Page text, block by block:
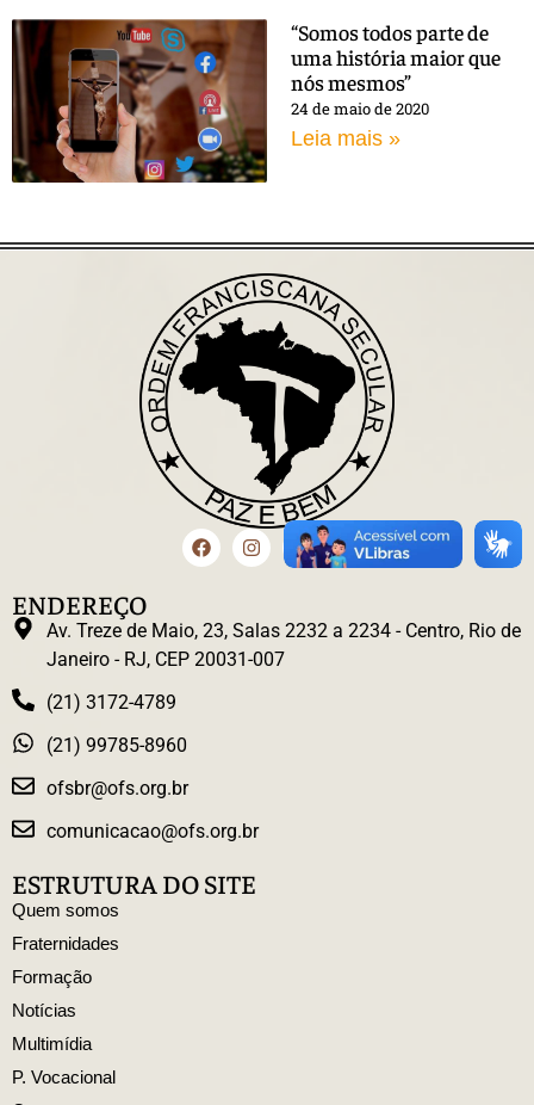
“Somos todos parte de
uma história maior que
nós mesmos”
24 de maio de 2020
Leia mais »
ENDEREÇO
Av. Treze de Maio, 23, Salas 2232 a 2234 - Centro, Rio de
Janeiro - RJ, CEP 20031-007
(21) 3172-4789
(21) 99785-8960
ofsbr@ofs.org.br
comunicacao@ofs.org.br
ESTRUTURA DO SITE
Quem somos
Fraternidades
Formação
Notícias
Multimídia
P. Vocacional